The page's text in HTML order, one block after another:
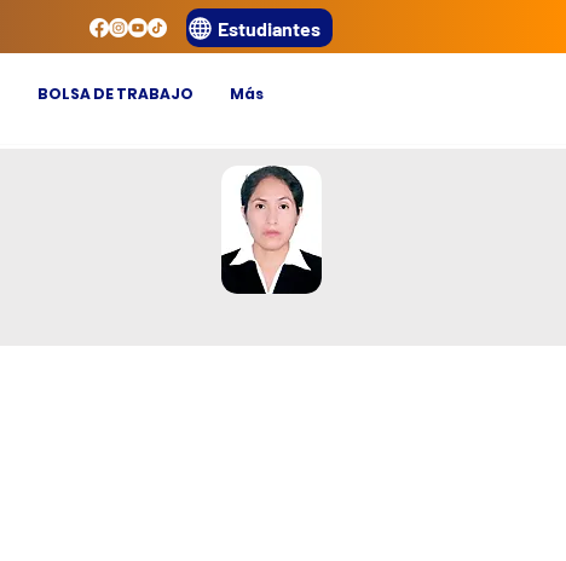
Estudiantes
BOLSA DE TRABAJO Más